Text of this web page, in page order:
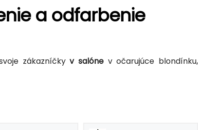
a odfarbenie
zákazníčkyv salóne v očarujúce blondínku,